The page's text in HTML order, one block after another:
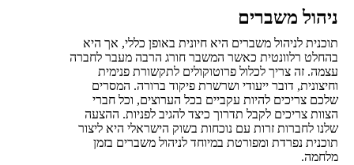
ניהול משברים
תוכנית לניהול משברים היא חיונית באופן כללי, אך היא
בהחלט רלוונטית כאשר המשבר חורג הרבה מעבר לחברה
עצמה. זה צריך לכלול פרוטוקולים לתקשורת פנימית
וחיצונית, דובר ייעודי ושרשרת פיקוד ברורה. המסרים
שלכם צריכים להיות עקביים בכל הערוצים, וכל חברי
הצוות צריכים לקבל תדרוך כיצד להגיב לפניות. ההצעה
שלנו לחברות זרות עם נוכחות בשוק הישראלי היא ליצור
תוכנית נפרדת ומפורטת במיוחד לניהול משברים בזמן
מלחמה.